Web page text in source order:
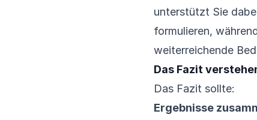
unterstützt Sie
formulieren,
weiterreichende
Das Fazit
Das Fazit sollte:
Ergebnisse